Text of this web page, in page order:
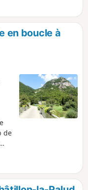
de l’Albarine.
en boucle à
de